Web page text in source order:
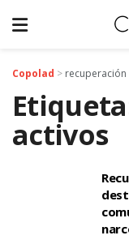
Copolad > recuperación
activos